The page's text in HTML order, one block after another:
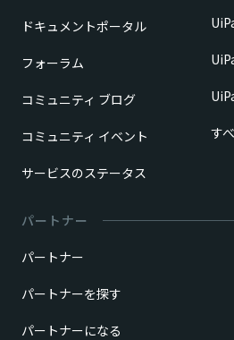
ドキュメントポータル
フォーラム
コミュニティ ブログ
コミュニティ イベント
サービスのステータス
す
パートナー
パートナー
パートナーを探す
パートナーになる